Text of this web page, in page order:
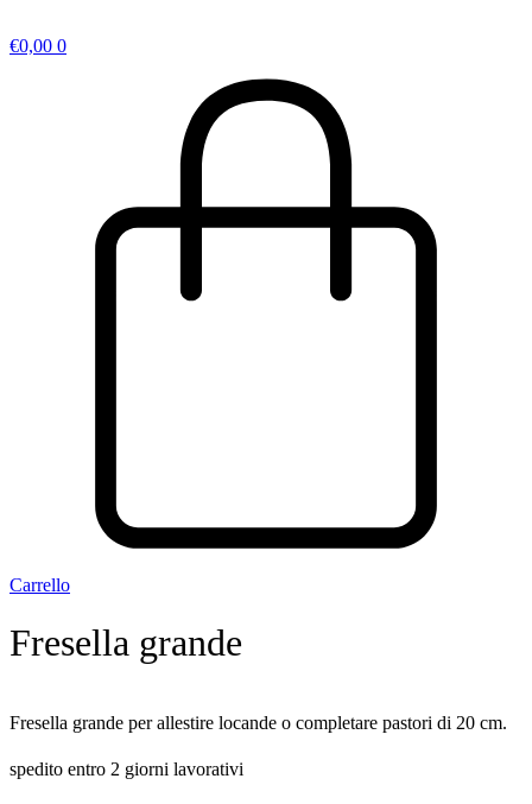
€0,00 0
Carrello
Fresella grande
Fresella grande per allestire locande o completare pastori di 20 cm.
spedito entro 2 giorni lavorativi